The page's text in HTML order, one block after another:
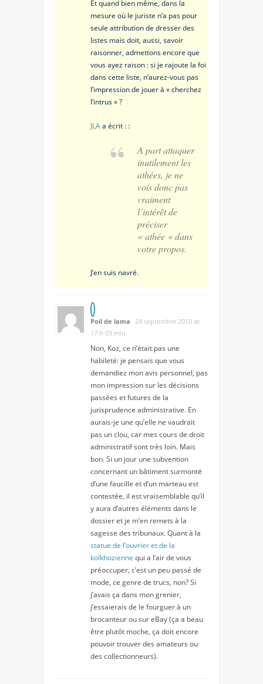
Et quand bien même, dans la
mesure où le juriste n’a pas pour
seule attribution de dresser des
listes mais doit, aussi, savoir
raisonner, admettons encore que
vous ayez raison : si je rajoute la foi
dans cette liste, n’aurez-vous pas
l’impression de jouer à « cherchez
l’intrus » ?
JLAa écrit : :
A part attaquer
inutilement les
athées, je ne
vois donc pas
vraiment
l’intérêt de
préciser
« athée » dans
votre propos.
J’en suis navré.
Poil de lama 24 septembre 2010 at
17 h 03 min
Non, Koz, ce n’était pas une
habileté: je pensais que vous
demandiez mon avis personnel, pas
mon impression sur les décisions
passées et futures de la
jurisprudence administrative. En
aurais-je une qu’elle ne vaudrait
pas un clou, car mes cours de droit
administratif sont très loin. Mais
bon. Si un jour une subvention
concernant un bâtiment surmonté
d’une faucille et d’un marteau est
contestée, il est vraisemblable qu’il
y aura d’autres éléments dans le
dossier et je m’en remets à la
sagesse des tribunaux. Quant à la
statue de l’ouvrier et de la
kolkhozienne qui a l’air de vous
préoccuper, c’est un peu passé de
mode, ce genre de trucs, non? Si
j’avais ça dans mon grenier,
j’essaierais de le fourguer à un
brocanteur ou sur eBay (ça a beau
être plutôt moche, ça doit encore
pouvoir trouver des amateurs ou
des collectionneurs).